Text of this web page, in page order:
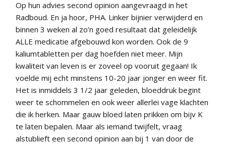
Op hun advies second opinion aangevraagd in het
Radboud. En ja hoor, PHA. Linker bijnier verwijderd en
binnen 3 weken al zo’n goed resultaat dat geleidelijk
ALLE medicatie afgebouwd kon worden. Ook de 9
kaliumtabletten per dag hoefden niet meer. Mijn
kwaliteit van leven is er zoveel op vooruit gegaan! Ik
voelde mij echt minstens 10-20 jaar jonger en weer fit.
Het is inmiddels 3 1/2 jaar geleden, bloeddruk begint
weer te schommelen en ook weer allerlei vage klachten
die ik herken. Maar gauw bloed laten prikken om bijv K
te laten bepalen. Maar als iemand twijfelt, vraag
alstublieft een second opinion aan bij 1 van door de